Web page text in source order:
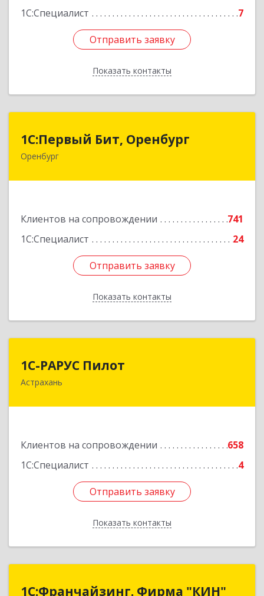
1С:Специалист
7
Отправить заявку
Показать контакты
Отправить заявку
Назад
1С:Первый Бит, Оренбург
Оренбург
Клиентов на сопровождении
741
1С:Специалист
24
Отправить заявку
Показать контакты
1С:Первый Бит, Оренбург
460044, Оренбургская обл, Оренбург, Березка
Отправить заявку
Назад
1С-РАРУС Пилот
Астрахань
Клиентов на сопровождении
658
1С:Специалист
4
Отправить заявку
Показать контакты
Отправить заявку
Назад
1С:Франчайзинг. Фирма "КИН"
1С:Франчайзинг. Фирма "КИН"